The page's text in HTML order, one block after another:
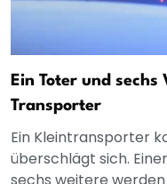
Ein Toter und
Transporter
Ein Kleintransporter
überschlägt sich.
sechs weitere